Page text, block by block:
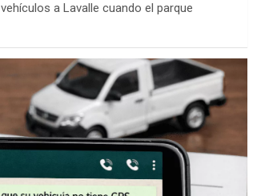
a Lavalle cuando el parque